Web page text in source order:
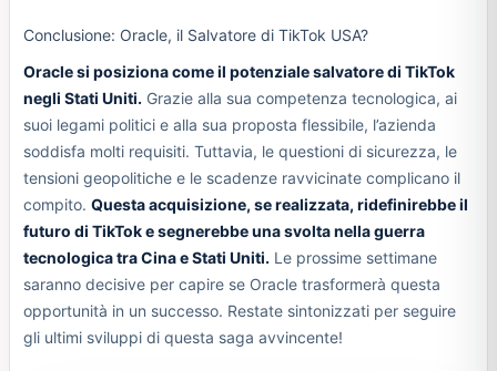
Conclusione: Oracle, il Salvatore di TikTok USA?
Oracle si posiziona come il potenziale salvatore di TikTok
negli Stati Uniti. Grazie alla sua competenza tecnologica, ai
suoi legami politici e alla sua proposta flessibile, l’azienda
soddisfa molti requisiti. Tuttavia, le questioni di sicurezza, le
tensioni geopolitiche e le scadenze ravvicinate complicano il
compito. Questa acquisizione, se realizzata, ridefinirebbe il
futuro di TikTok e segnerebbe una svolta nella guerra
tecnologica tra Cina e Stati Uniti. Le prossime settimane
saranno decisive per capire se Oracle trasformerà questa
opportunità in un successo. Restate sintonizzati per seguire
gli ultimi sviluppi di questa saga avvincente!